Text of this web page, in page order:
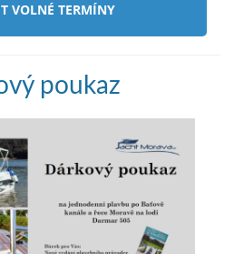
VOLNÉ TERMÍNY
poukaz